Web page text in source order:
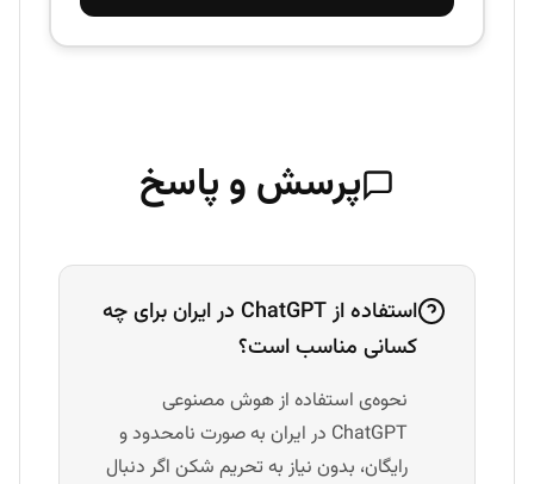
پرسش و پاسخ
استفاده از ChatGPT در ایران برای چه
کسانی مناسب است؟
نحوه‌ی استفاده از هوش مصنوعی
ChatGPT در ایران به صورت نامحدود و
رایگان، بدون نیاز به تحریم شکن اگر دنبال